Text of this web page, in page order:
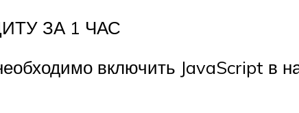
ЗА 1 ЧАС
включить JavaScript в